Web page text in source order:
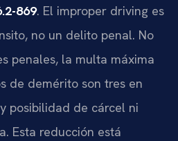
869. El improper driving es
no un delito penal. No
penales, la multa máxima
de demérito son tres en
posibilidad de cárcel ni
Esta reducción está